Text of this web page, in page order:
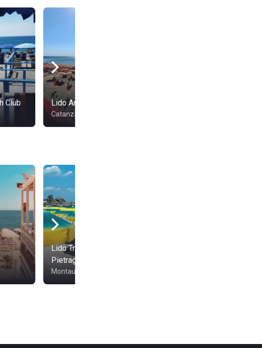
Club Lido Anapi
Catanzaro
Lido Tropical
Pietragrande
Montauro